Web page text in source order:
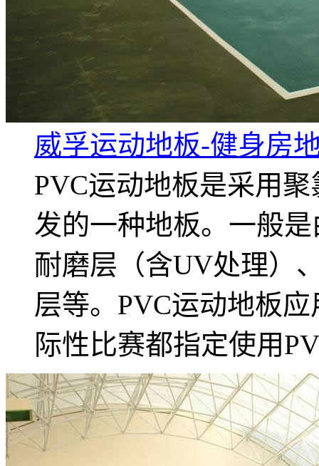
威孚运动地板-健身房
PVC运动地板是采用
发的一种地板。一般
耐磨层（含UV处理）
层等。PVC运动地板
际性比赛都指定使用